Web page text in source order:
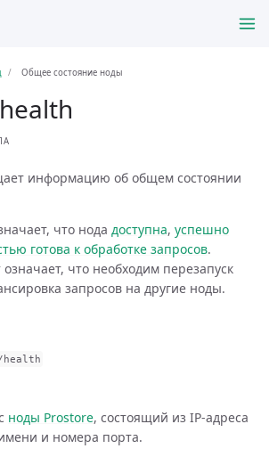
Общее состояние ноды
информацию об общем состоянии
что нода доступна, успешно
готова к обработке запросов.
что необходим перезапуск
запросов на другие ноды.
health
ноды Prostore, состоящий из IP-адреса
и номера порта.